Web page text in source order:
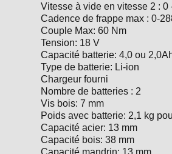
Vitesse à vide en vitesse 2 : 0
Cadence de frappe max : 0-
Couple Max: 60 Nm
Tension: 18 V
Capacité batterie: 4,0 ou
Type de batterie: Li-ion
Chargeur fourni
Nombre de batteries : 2
Vis bois: 7 mm
Poids avec batterie: 2,1 kg
Capacité acier: 13 mm
Capacité bois: 38 mm
Capacité mandrin: 13 mm